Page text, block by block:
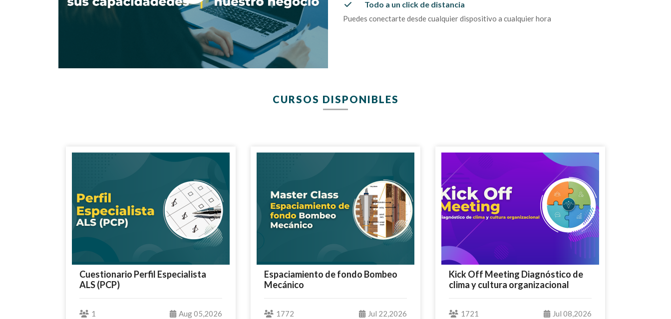
Todo a un click de distancia
Puedes conectarte desde cualquier dispositivo a cualquier hora
CURSOS DISPONIBLES
Cuestionario Perfil Especialista
ALS (PCP)
1 Aug 05,2026
Espaciamiento de fondo Bombeo
Mecánico
1772 Jul 22,2026
Kick Off Meeting Diagnóstico de
clima y cultura organizacional
1721 Jul 08,2026